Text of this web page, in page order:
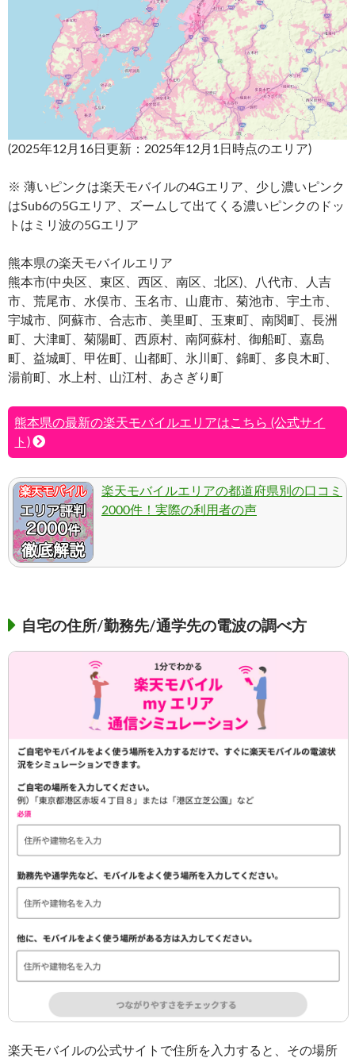
(2025年12月16日更新：2025年12月1日時点のエリア)
※ 薄いピンクは楽天モバイルの4Gエリア、少し濃いピンク
はSub6の5Gエリア、ズームして出てくる濃いピンクのドッ
トはミリ波の5Gエリア
熊本県の楽天モバイルエリア
熊本市(中央区、東区、西区、南区、北区)、八代市、人吉
市、荒尾市、水俣市、玉名市、山鹿市、菊池市、宇土市、
宇城市、阿蘇市、合志市、美里町、玉東町、南関町、長洲
町、大津町、菊陽町、西原村、南阿蘇村、御船町、嘉島
町、益城町、甲佐町、山都町、氷川町、錦町、多良木町、
湯前町、水上村、山江村、あさぎり町
熊本県の最新の楽天モバイルエリアはこちら (公式サイ
ト)
楽天モバイルエリアの都道府県別の口コミ
2000件！実際の利用者の声
自宅の住所/勤務先/通学先の電波の調べ方
楽天モバイルの公式サイトで住所を入力すると、その場所